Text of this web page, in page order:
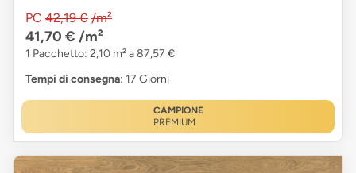
PC 42,19 € /m²
41,70 € /m²
1 Pacchetto: 2,10 m² a 87,57 €
Tempi di consegna: 17 Giorni
CAMPIONE
PREMIUM